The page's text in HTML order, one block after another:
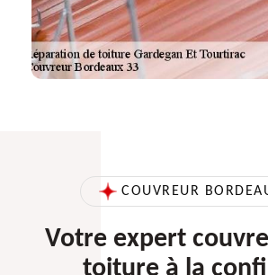
COUVREUR
Votre expert
toiture à la